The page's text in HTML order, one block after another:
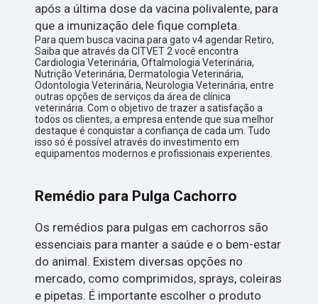
após a última dose da vacina polivalente, para
que a imunização dele fique completa.
Para quem busca vacina para gato v4 agendar Retiro,
Saiba que através da CITVET 2 você encontra
Cardiologia Veterinária, Oftalmologia Veterinária,
Nutrição Veterinária, Dermatologia Veterinária,
Odontologia Veterinária, Neurologia Veterinária, entre
outras opções de serviços da área de clínica
veterinária. Com o objetivo de trazer a satisfação a
todos os clientes, a empresa entende que sua melhor
destaque é conquistar a confiança de cada um. Tudo
isso só é possível através do investimento em
equipamentos modernos e profissionais experientes.
Remédio para Pulga Cachorro
Os remédios para pulgas em cachorros são
essenciais para manter a saúde e o bem-estar
do animal. Existem diversas opções no
mercado, como comprimidos, sprays, coleiras
e pipetas. É importante escolher o produto